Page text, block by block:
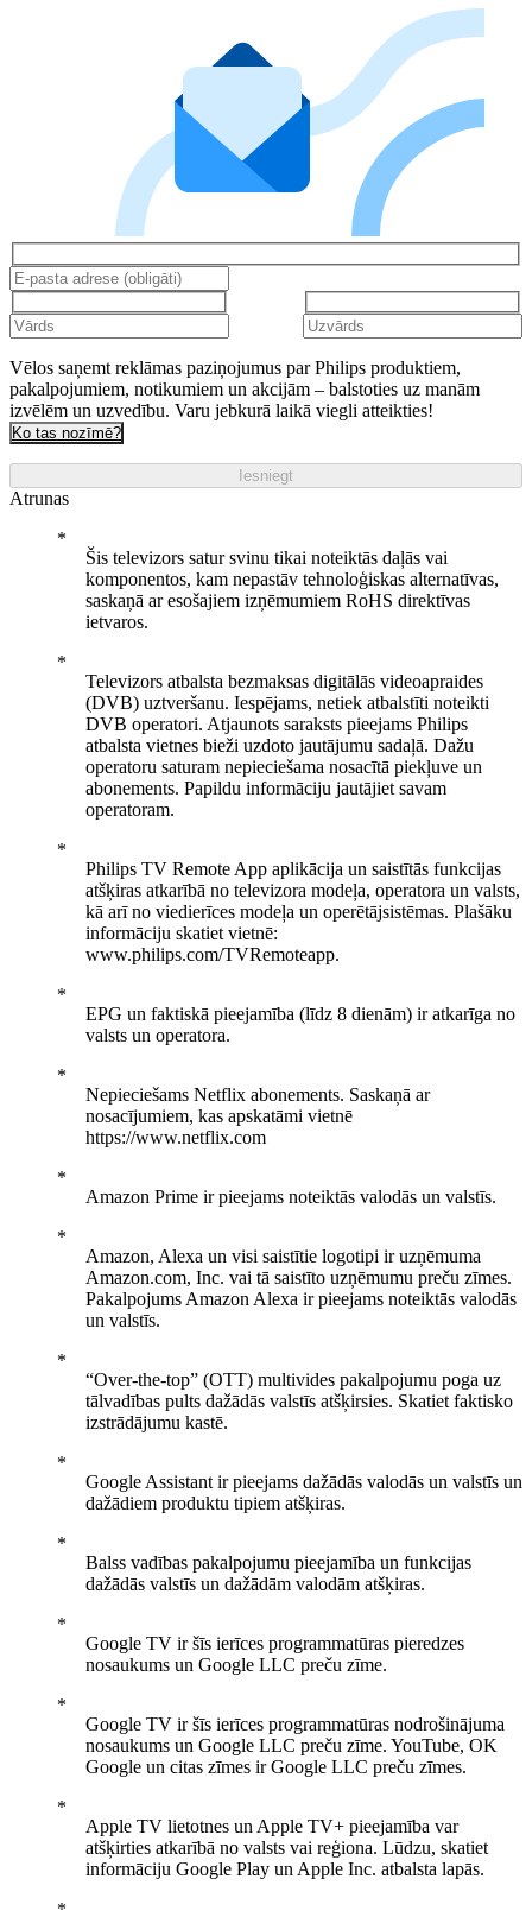
Vēlos saņemt reklāmas paziņojumus par Philips produktiem,
pakalpojumiem, notikumiem un akcijām – balstoties uz manām
izvēlēm un uzvedību. Varu jebkurā laikā viegli atteikties!
Ko tas nozīmē?
Iesniegt
Atrunas
Šis televizors satur svinu tikai noteiktās daļās vai
komponentos, kam nepastāv tehnoloģiskas alternatīvas,
saskaņā ar esošajiem izņēmumiem RoHS direktīvas
ietvaros.
Televizors atbalsta bezmaksas digitālās videoapraides
(DVB) uztveršanu. Iespējams, netiek atbalstīti noteikti
DVB operatori. Atjaunots saraksts pieejams Philips
atbalsta vietnes bieži uzdoto jautājumu sadaļā. Dažu
operatoru saturam nepieciešama nosacītā piekļuve un
abonements. Papildu informāciju jautājiet savam
operatoram.
Philips TV Remote App aplikācija un saistītās funkcijas
atšķiras atkarībā no televizora modeļa, operatora un valsts,
kā arī no viedierīces modeļa un operētājsistēmas. Plašāku
informāciju skatiet vietnē:
www.philips.com/TVRemoteapp.
EPG un faktiskā pieejamība (līdz 8 dienām) ir atkarīga no
valsts un operatora.
Nepieciešams Netflix abonements. Saskaņā ar
nosacījumiem, kas apskatāmi vietnē
https://www.netflix.com
Amazon Prime ir pieejams noteiktās valodās un valstīs.
Amazon, Alexa un visi saistītie logotipi ir uzņēmuma
Amazon.com, Inc. vai tā saistīto uzņēmumu preču zīmes.
Pakalpojums Amazon Alexa ir pieejams noteiktās valodās
un valstīs.
“Over-the-top” (OTT) multivides pakalpojumu poga uz
tālvadības pults dažādās valstīs atšķirsies. Skatiet faktisko
izstrādājumu kastē.
Google Assistant ir pieejams dažādās valodās un valstīs un
dažādiem produktu tipiem atšķiras.
Balss vadības pakalpojumu pieejamība un funkcijas
dažādās valstīs un dažādām valodām atšķiras.
Google TV ir šīs ierīces programmatūras pieredzes
nosaukums un Google LLC preču zīme.
Google TV ir šīs ierīces programmatūras nodrošinājuma
nosaukums un Google LLC preču zīme. YouTube, OK
Google un citas zīmes ir Google LLC preču zīmes.
Apple TV lietotnes un Apple TV+ pieejamība var
atšķirties atkarībā no valsts vai reģiona. Lūdzu, skatiet
informāciju Google Play un Apple Inc. atbalsta lapās.